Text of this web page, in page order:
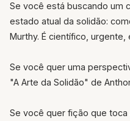
Se você está buscando um
estado atual da solidão:
Murthy. É científico, urgente,
Se você quer uma
"A Arte da Solidão" de
Se você quer fição que toca